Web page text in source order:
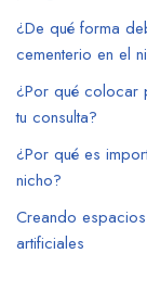
¿De qué forma
cementerio en el
¿Por qué colocar
tu consulta?
¿Por qué es
nicho?
Creando
artificiales